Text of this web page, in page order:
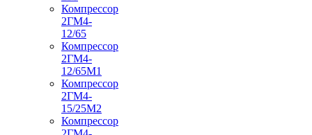
Компрессор
2ГМ4-
12/65
Компрессор
2ГМ4-
12/65М1
Компрессор
2ГМ4-
15/25М2
Компрессор